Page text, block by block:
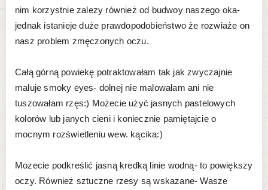
nim korzystnie zalezy również od budwoy naszego oka-
jednak istanieje duże prawdopodobieństwo że rozwiaże on
nasz problem zmęczonych oczu.
Całą górną powiekę potraktowałam tak jak zwyczajnie
maluje smoky eyes- dolnej nie malowałam ani nie
tuszowałam rzęs:) Możecie użyć jasnych pastelowych
kolorów lub janych cieni i koniecznie pamiętajcie o
mocnym rozświetleniu wew. kącika:)
Mozecie podkreślić jasną kredką linie wodną- to powiększy
oczy. Również sztuczne rzesy są wskazane- Wasze